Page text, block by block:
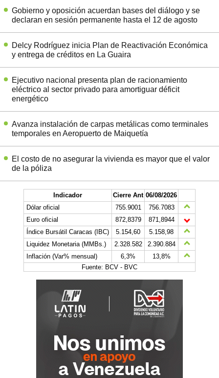
Gobierno y oposición acuerdan bases del diálogo y se
declaran en sesión permanente hasta el 12 de agosto
Delcy Rodríguez inicia Plan de Reactivación Económica
y entrega de créditos en La Guaira
Ejecutivo nacional presenta plan de racionamiento
eléctrico al sector privado para amortiguar déficit
energético
Avanza instalación de carpas metálicas como terminales
temporales en Aeropuerto de Maiquetía
El costo de no asegurar la vivienda es mayor que el valor
de la póliza
Indicador Cierre Ant 06/08/2026
Dólar oficial
755.9001
756.7083
Euro oficial
872,8379
871,8944
Índice Bursátil Caracas (IBC)
5.154,60
5.158,98
Liquidez Monetaria (MMBs.)
2.328.582
2.390.884
Inflación (Var% mensual)
6,3%
13,8%
Fuente: BCV - BVC